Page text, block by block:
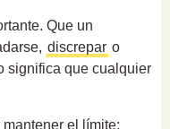
Que un
discrepar o
significa que cualquier
el límite: